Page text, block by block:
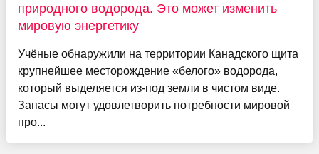
природного водорода. Это может изменить
мировую энергетику
Учёные обнаружили на территории Канадского щита
крупнейшее месторождение «белого» водорода,
который выделяется из-под земли в чистом виде.
Запасы могут удовлетворить потребности мировой
про...